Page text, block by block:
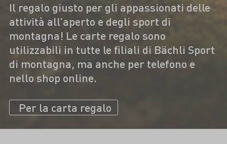
Il regalo giusto per gli appassionati delle
attività all’aperto e degli sport di
montagna! Le carte regalo sono
utilizzabili in tutte le filiali di Bächli Sport
di montagna, ma anche per telefono e
nello shop online.
Per la carta regalo